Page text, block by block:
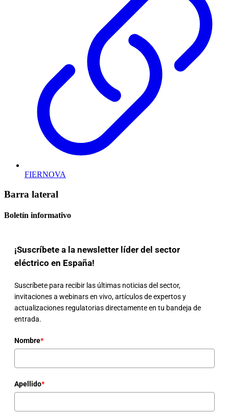
FIERNOVA
Barra lateral
Boletín informativo
¡Suscríbete a la newsletter líder del sector
eléctrico en España!
Suscríbete para recibir las últimas noticias del sector,
invitaciones a webinars en vivo, artículos de expertos y
actualizaciones regulatorias directamente en tu bandeja de
entrada.
Nombre*
Apellido*